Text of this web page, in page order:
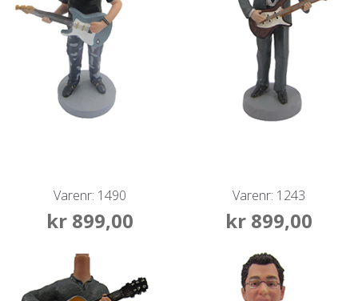
Varenr: 1490
kr899,00
Varenr: 1243
kr899,00